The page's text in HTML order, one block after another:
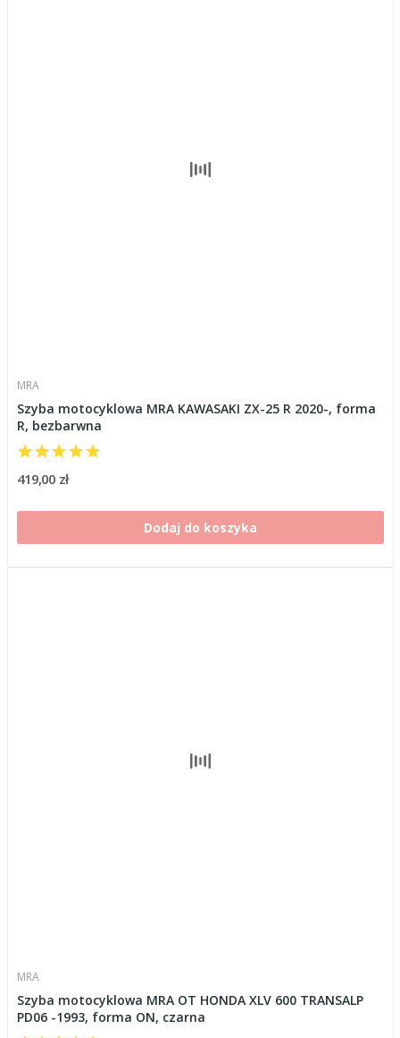
MRA
Szyba motocyklowa MRA KAWASAKI ZX-25 R 2020-, forma
R, bezbarwna
419,00 zł
Dodaj do koszyka
MRA
Szyba motocyklowa MRA OT HONDA XLV 600 TRANSALP
PD06 -1993, forma ON, czarna